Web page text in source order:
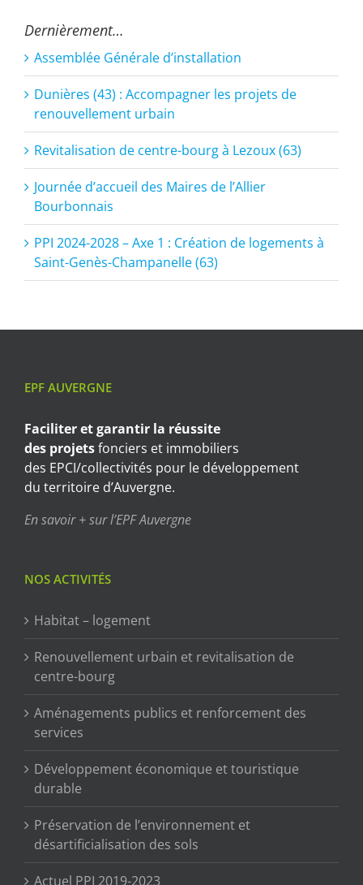
Dernièrement…
Assemblée Générale d’installation
Dunières (43) : Accompagner les projets de
renouvellement urbain
Revitalisation de centre-bourg à Lezoux (63)
Journée d’accueil des Maires de l’Allier
Bourbonnais
PPI 2024-2028 – Axe 1 : Création de logements à
Saint-Genès-Champanelle (63)
EPF AUVERGNE
Faciliter et garantir la réussite
des projetsfonciers et immobiliers
des EPCI/collectivités pour le développement
du territoire d’Auvergne.
En savoir + sur l’EPF Auvergne
NOS ACTIVITÉS
Habitat – logement
Renouvellement urbain et revitalisation de
centre-bourg
Aménagements publics et renforcement des
services
Développement économique et touristique
durable
Préservation de l’environnement et
désartificialisation des sols
Actuel PPI 2019-2023